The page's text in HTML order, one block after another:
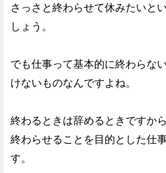
さっさと終わらせて休みたいと
しょう。
でも仕事って基本的に終わらな
けないものなんですよね。
終わるときは辞めるときですか
終わらせることを目的とした仕
す。